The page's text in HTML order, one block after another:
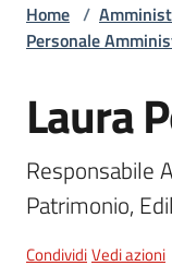
Amministrazione
Menu selezionato
Novità
Servizi
Casalfiumanese
Home /
Personale
Salta al contenuto
Laura
Responsabile
Patrimonio,
CondividiVedi azioni